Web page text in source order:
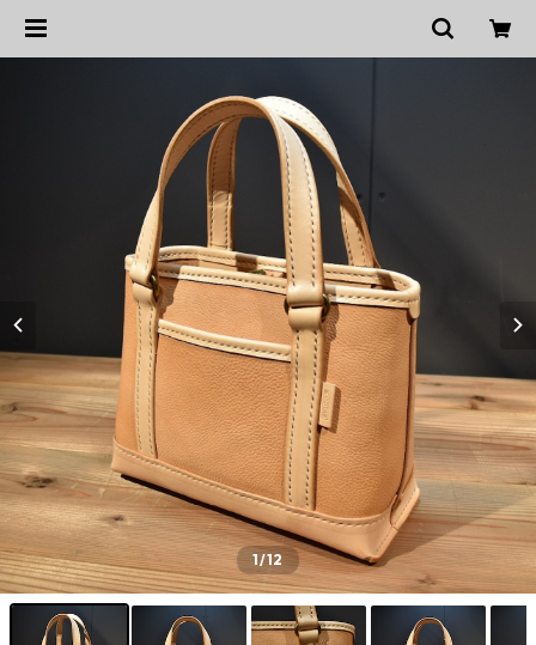
1/12